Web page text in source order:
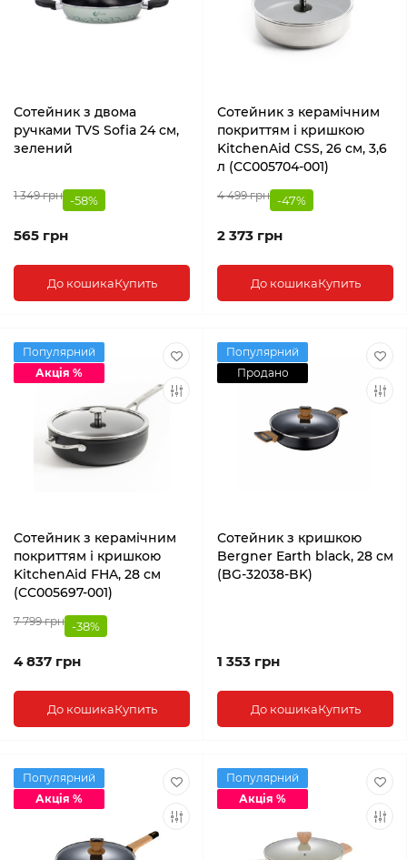
Сотейник з двома
ручками TVS Sofia 24 см,
зелений
1 349 грн -58%
565 грн
До кошикаКупить
Сотейник з керамічним
покриттям і кришкою
KitchenAid CSS, 26 см, 3,6
л (CC005704-001)
4 499 грн -47%
2 373 грн
До кошикаКупить
Популярний
Акція %
Сотейник з керамічним
покриттям і кришкою
KitchenAid FHA, 28 см
(CC005697-001)
7 799 грн -38%
4 837 грн
До кошикаКупить
Популярний
Продано
Сотейник з кришкою
Bergner Earth black, 28 см
(BG-32038-BK)
1 353 грн
До кошикаКупить
Популярний
Акція %
Популярний
Акція %